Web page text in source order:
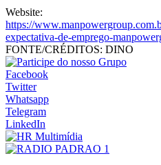
Website:
https://
expectativa-de-emprego-
FONTE/CRÉDITOS: DINO
Facebook
Twitter
Whatsapp
Telegram
LinkedIn